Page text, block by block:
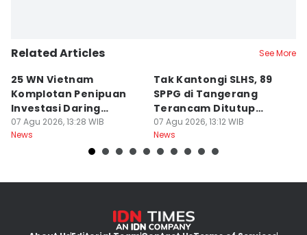
Related Articles See More
25 WN Vietnam
Komplotan Penipuan
Investasi Daring
Dideportasi
07 Agu 2026, 13:28 WIB
News
Tak Kantongi SLHS, 89
SPPG di Tangerang
Terancam Ditutup
Permanen
07 Agu 2026, 13:12 WIB
News